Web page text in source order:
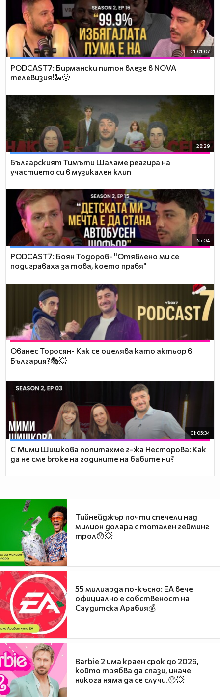
01:01:07
PODCAST7: Бирмански питон влезе в NOVA
телевизия!🐍😮
28:29
Българският Тимъти Шаламе реагира на
участието си в музикален клип
55:04
PODCAST7: ‪Боян Тодоров- "Отявлено ми се
подиграваха за това, което правя"
Ованес Торосян- Как се оцелява като актьор в
България?🎭💥
01:05:34
С Мими Шишкова попитахме г-жа Несторова: Как
да не сме broke на годините на бабите ни?
Тийнейджър почти спечели над
милион долара с тотален гейминг
трол😯💥
55 милиарда по-късно: EA вече
официално е собственост на
Саудитска Арабия💰
Barbie 2 има краен срок до 2026,
който трябва да спази, иначе
никога няма да се случи.😯💥